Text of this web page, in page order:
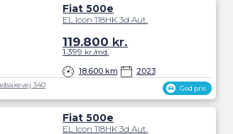
God pris
Fiat 500e
EL Icon 118HK 3d Aut.
18.600 km 2023
119.800 kr.
1.399 kr./md.
340
Fiat 500e
EL Icon 118HK 3d Aut.